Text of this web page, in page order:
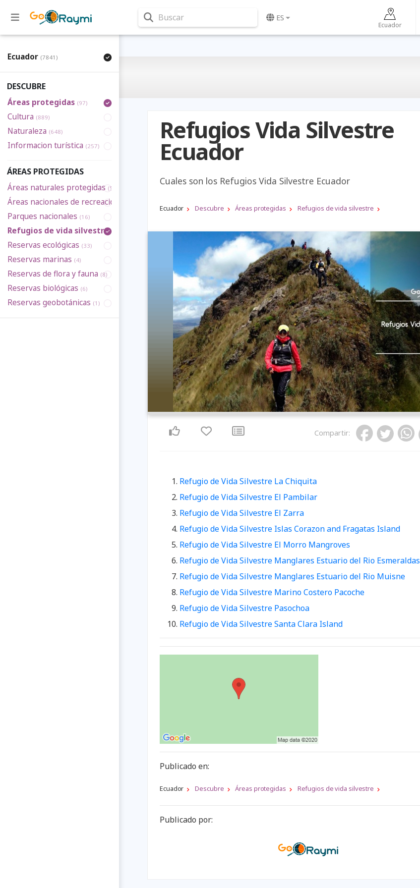
Buscar ES
Ecuador
Ecuador (7841)
DESCUBRE
Áreas protegidas (97)
Cultura (889)
Naturaleza (648)
Informacion turística (257)
ÁREAS PROTEGIDAS
Áreas naturales protegidas (5)
Áreas nacionales de recreación
Parques nacionales (16)
Refugios de vida silvestre(17)
Reservas ecológicas (33)
Reservas marinas (4)
Reservas de flora y fauna (8)
Reservas biológicas (6)
Reservas geobotánicas (1)
Refugios Vida Silvestre
Ecuador
Cuales son los Refugios Vida Silvestre Ecuador
Ecuador Descubre Áreas protegidas Refugios de vida silvestre
Compartir:
Refugio de Vida Silvestre La Chiquita
Refugio de Vida Silvestre El Pambilar
Refugio de Vida Silvestre El Zarra
Refugio de Vida Silvestre Islas Corazon and Fragatas Island
Refugio de Vida Silvestre El Morro Mangroves
Refugio de Vida Silvestre Manglares Estuario del Rio Esmeraldas
Refugio de Vida Silvestre Manglares Estuario del Rio Muisne
Refugio de Vida Silvestre Marino Costero Pacoche
Refugio de Vida Silvestre Pasochoa
Refugio de Vida Silvestre Santa Clara Island
Publicado en:
Ecuador Descubre Áreas protegidas Refugios de vida silvestre
Publicado por: